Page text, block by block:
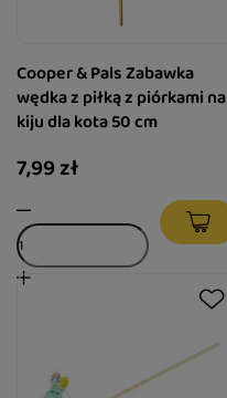
Cooper & Pals Zabawka
wędka z piłką z piórkami na
kiju dla kota 50 cm
7,99 zł